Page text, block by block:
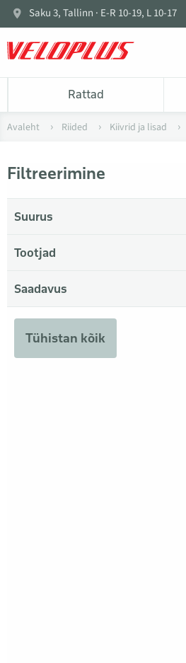
Saku 3, Tallinn · E-R 10-19, L 10-17
Rattad
Avaleht Riided Kiivrid ja lisad
Filtreerimine
Suurus
Tootjad
Saadavus
Tühistan kõik